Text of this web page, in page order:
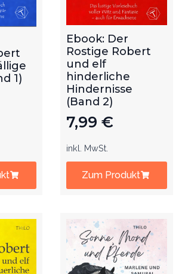
1)
Ebook: Der
Rostige Robert
und elf
hinderliche
Hindernisse
(Band 2)
7,99 €
inkl. MwSt.
Zum Produkt